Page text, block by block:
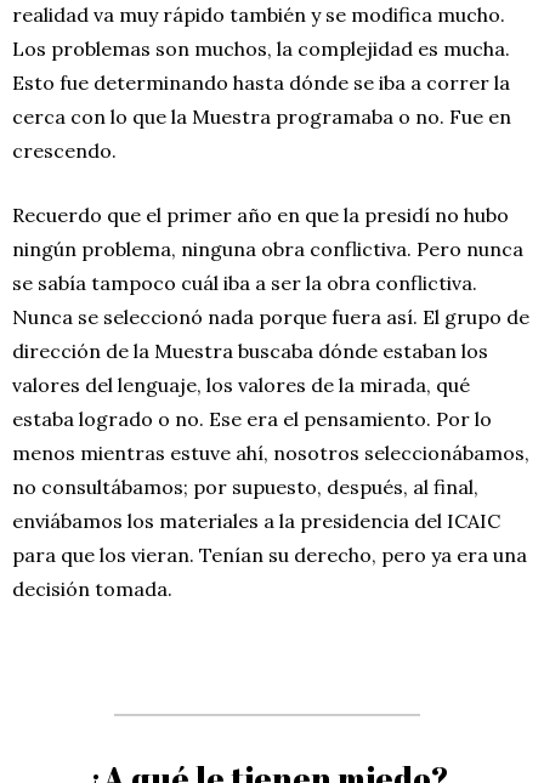
realidad va muy rápido también y se modifica mucho.
Los problemas son muchos, la complejidad es mucha.
Esto fue determinando hasta dónde se iba a correr la
cerca con lo que la Muestra programaba o no. Fue en
crescendo.
Recuerdo que el primer año en que la presidí no hubo
ningún problema, ninguna obra conflictiva. Pero nunca
se sabía tampoco cuál iba a ser la obra conflictiva.
Nunca se seleccionó nada porque fuera así. El grupo de
dirección de la Muestra buscaba dónde estaban los
valores del lenguaje, los valores de la mirada, qué
estaba logrado o no. Ese era el pensamiento. Por lo
menos mientras estuve ahí, nosotros seleccionábamos,
no consultábamos; por supuesto, después, al final,
enviábamos los materiales a la presidencia del ICAIC
para que los vieran. Tenían su derecho, pero ya era una
decisión tomada.